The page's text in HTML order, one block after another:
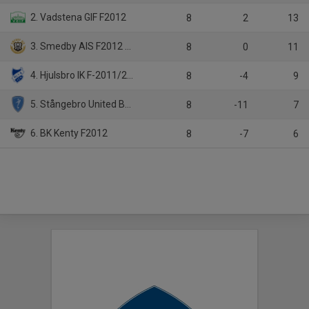
2. Vadstena GIF F2012 8 2 13
3. Smedby AIS F2012 Gul 8 0 11
4. Hjulsbro IK F-2011/2012 8 -4 9
5. Stångebro United BK F2012 8 -11 7
6. BK Kenty F2012 8 -7 6